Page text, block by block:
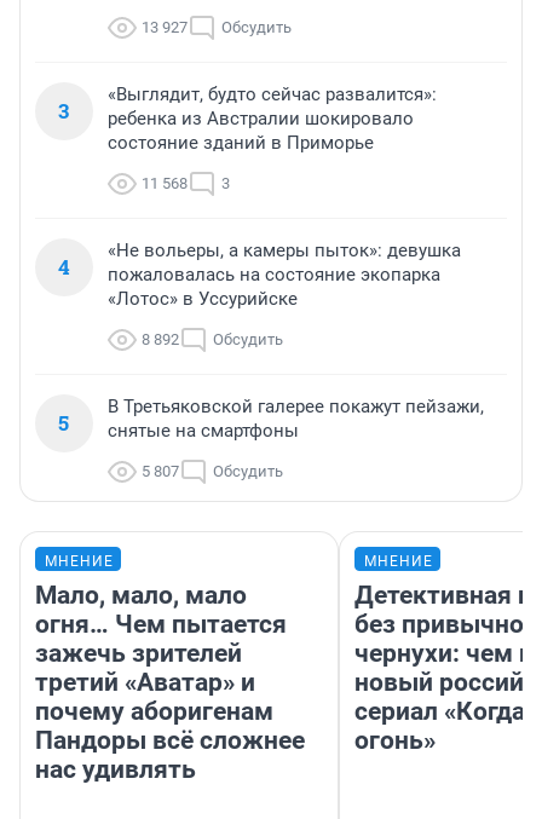
13 927 Обсудить
3
«Выглядит, будто сейчас развалится»:
ребенка из Австралии шокировало
состояние зданий в Приморье
11 568 3
4
«Не вольеры, а камеры пыток»: девушка
пожаловалась на состояние экопарка
«Лотос» в Уссурийске
8 892 Обсудить
5
В Третьяковской галерее покажут пейзажи,
снятые на смартфоны
5 807 Обсудить
МНЕНИЕ
Мало, мало, мало
огня… Чем пытается
зажечь зрителей
третий «Аватар» и
почему аборигенам
Пандоры всё сложнее
нас удивлять
МНЕНИЕ
Детективная
без привычной
чернухи: чем
новый
сериал «Когда
огонь»